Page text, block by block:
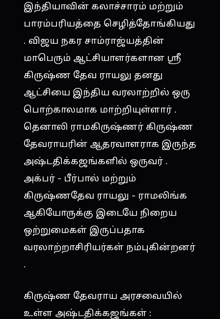
இந்தியாவின் கலாச்சாரம் மற்றும்
பாரம்பரியத்தை செழித்தோங்கியது
. விஜய நகர சாம்ராஜ்யத்தின்
மாபெரும் ஆட்சியாளர்களான ஸ்ரீ
கிருஷ்ண தேவ ராயலு தனது
ஆட்சியை இந்திய வரலாற்றில் ஒரு
பொற்காலமாக மாற்றியுள்ளார் .
தெனாலி ராமகிருஷ்ணர் கிருஷ்ண
தேவராயரின் ஆதரவாளராக இருந்த
அஷ்டதிக்கஜங்களில் ஒருவர் .
அக்பர் - பீர்பால் மற்றும்
கிருஷ்ணதேவ ராயலு - ராமலிங்க
ஆகியோருக்கு இடையே நிறைய
ஒற்றுமைகள் இருப்பதாக
வரலாற்றாசிரியர்கள் நம்புகின்றனர்
.
கிருஷ்ண தேவராய அரசவையில்
உள்ள அஷ்டதிக்கஜங்கள் :